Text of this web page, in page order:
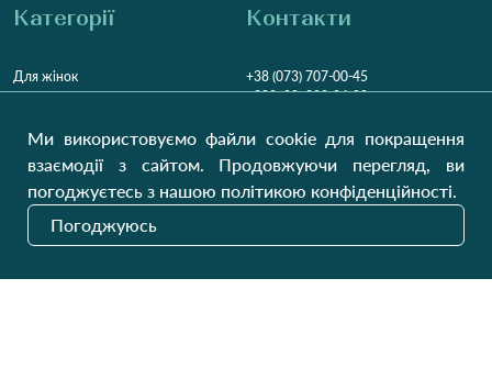
Категорії
Для жінок
Для дітей
Домашній текстиль
Контакти
+38 (073) 707-00-45
+380 (99) 302-84-98
Замовити дзвінок
Пн-Пт9:00 - 16:00
НД Вихідний
Україна, Луцьк, 43000
Ми використовуємо файли cookie для покращення
взаємодії з сайтом. Продовжуючи перегляд, ви
погоджуєтесь з нашою політикою конфіденційності.
Погоджуюсь